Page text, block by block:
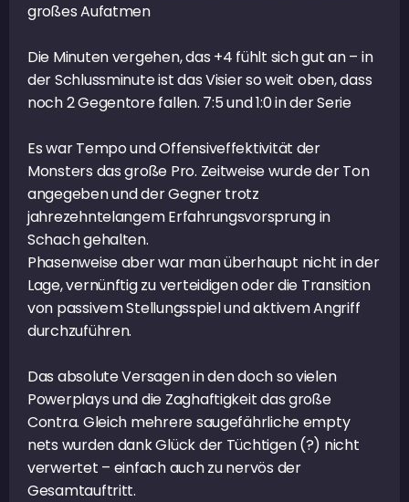
großes Aufatmen
Die Minuten vergehen, das +4 fühlt sich gut an – in
der Schlussminute ist das Visier so weit oben, dass
noch 2 Gegentore fallen. 7:5 und 1:0 in der Serie
Es war Tempo und Offensiveffektivität der
Monsters das große Pro. Zeitweise wurde der Ton
angegeben und der Gegner trotz
jahrezehntelangem Erfahrungsvorsprung in
Schach gehalten.
Phasenweise aber war man überhaupt nicht in der
Lage, vernünftig zu verteidigen oder die Transition
von passivem Stellungsspiel und aktivem Angriff
durchzuführen.
Das absolute Versagen in den doch so vielen
Powerplays und die Zaghaftigkeit das große
Contra. Gleich mehrere saugefährliche empty
nets wurden dank Glück der Tüchtigen (?) nicht
verwertet – einfach auch zu nervös der
Gesamtauftritt.